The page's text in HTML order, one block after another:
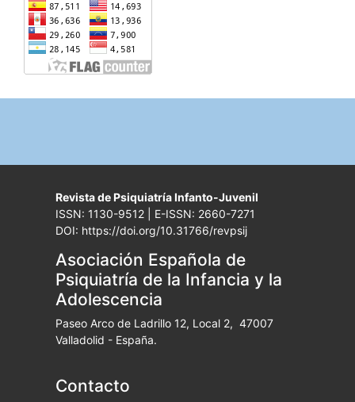
Revista de Psiquiatría Infanto-Juvenil
ISSN: 1130-9512 | E-ISSN: 2660-7271
DOI: https://doi.org/10.31766/revpsij
Asociación Española de
Psiquiatría de la Infancia y la
Adolescencia
Paseo Arco de Ladrillo 12, Local 2, 47007
Valladolid - España.
Contacto